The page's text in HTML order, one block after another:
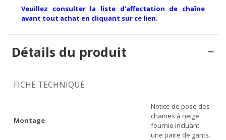
Veuillez consulter la liste d'affectation de chaîne
avant tout achat en cliquant sur ce lien.
Détails du produit
FICHE TECHNIQUE
Montage
Notice de pose des
chaines à neige
fournie incluant
une paire de gants.